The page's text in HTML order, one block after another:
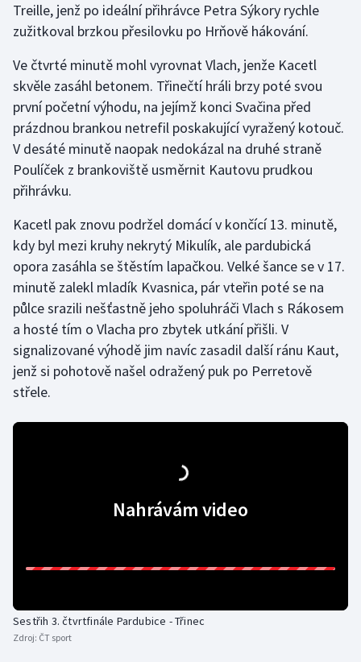
Gymnastika
Jezdectví
Judo
Krasobruslení
Lyže a snowboard
Moderní pětiboj
Motorsport
Olympijské hry
Parasport
Short track
Treille, jenž po ideální přihrávce Petra Sýkory rychle
zužitkoval brzkou přesilovku po Hrňově hákování.
Ve čtvrté minutě mohl vyrovnat Vlach, jenže Kacetl
skvěle zasáhl betonem. Třinečtí hráli brzy poté svou
první početní výhodu, na jejímž konci Svačina před
prázdnou brankou netrefil poskakující vyražený kotouč.
V desáté minutě naopak nedokázal na druhé straně
Poulíček z brankoviště usměrnit Kautovu prudkou
přihrávku.
Kacetl pak znovu podržel domácí v končící 13. minutě,
kdy byl mezi kruhy nekrytý Mikulík, ale pardubická
opora zasáhla se štěstím lapačkou. Velké šance se v 17.
minutě zalekl mladík Kvasnica, pár vteřin poté se na
půlce srazili nešťastně jeho spoluhráči Vlach s Rákosem
a hosté tím o Vlacha pro zbytek utkání přišli. V
signalizované výhodě jim navíc zasadil další ránu Kaut,
jenž si pohotově našel odražený puk po Perretově
střele.
Nahrávám video
Sestřih 3. čtvrtfinále Pardubice - Třinec
Zdroj: ČT sport